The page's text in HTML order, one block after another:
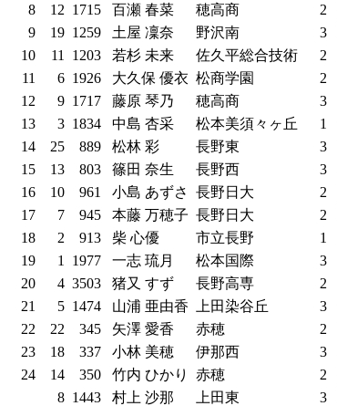
8
12 1715 百瀬 春菜 穂高商 2
9
19 1259 土屋 凜奈 野沢南 3
10
11 1203 若杉 未来 佐久平総合技術 2
11
6 1926 大久保 優衣 松商学園 2
12
9 1717 藤原 琴乃 穂高商 3
13
3 1834 中島 杏采 松本美須々ヶ丘 1
14
25 889 松林 彩 長野東 3
15
13 803 篠田 奈生 長野西 3
16
10 961 小島 あずさ 長野日大 2
17
7 945 本藤 万穂子 長野日大 2
18
2 913 柴 心優 市立長野 1
19
1 1977 一志 琉月 松本国際 3
20
4 3503 猪又 すず 長野高専 2
21
5 1474 山浦 亜由香 上田染谷丘 3
22
22 345 矢澤 愛香 赤穂 2
23
18 337 小林 美穂 伊那西 3
24
14 350 竹内 ひかり 赤穂 2
8 1443 村上 沙那 上田東 3